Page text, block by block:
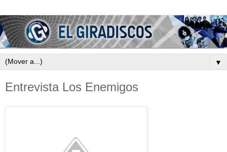
▼
Entrevista Los Enemigos